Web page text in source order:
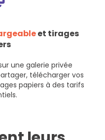
et tirages
une galerie privée
télécharger vos
papiers à des tarifs